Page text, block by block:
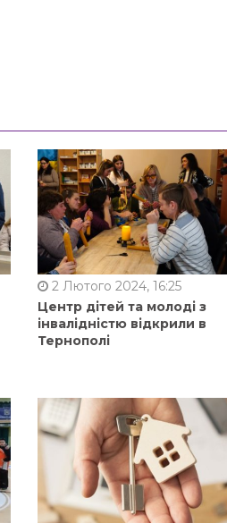
2 Лютого 2024, 16:25
Центр дітей та молоді з
інвалідністю відкрили в
Тернополі